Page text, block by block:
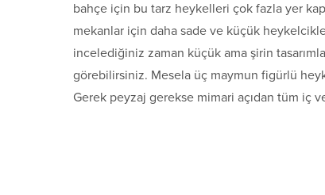
bahçe için bu tarz heykelleri çok fazla yer
mekanlar için daha sade ve küçük
incelediğiniz zaman küçük ama şirin
görebilirsiniz. Mesela üç maymun figürlü
Gerek peyzaj gerekse mimari açıdan tüm iç